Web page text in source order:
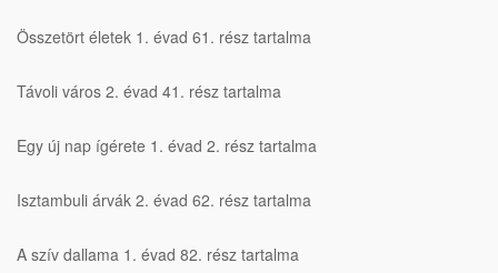
Összetört életek 1. évad 61. rész tartalma
Távoli város 2. évad 41. rész tartalma
Egy új nap ígérete 1. évad 2. rész tartalma
Isztambuli árvák 2. évad 62. rész tartalma
A szív dallama 1. évad 82. rész tartalma